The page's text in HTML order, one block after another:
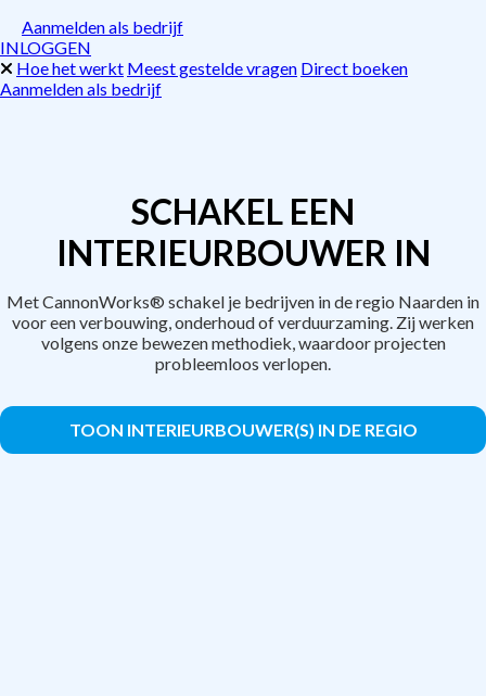
Aanmelden als bedrijf
INLOGGEN
Hoe het werkt Meest gestelde vragen Direct boeken
Aanmelden als bedrijf
SCHAKEL EEN
INTERIEURBOUWER IN
Met CannonWorks® schakel je bedrijven in de regio Naarden in
voor een verbouwing, onderhoud of verduurzaming. Zij werken
volgens onze bewezen methodiek, waardoor projecten
probleemloos verlopen.
TOON INTERIEURBOUWER(S) IN DE REGIO